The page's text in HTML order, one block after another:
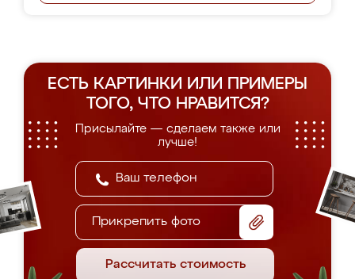
ЕСТЬ КАРТИНКИ ИЛИ ПРИМЕРЫ
ТОГО, ЧТО НРАВИТСЯ?
Присылайте — сделаем также или
лучше!
Прикрепить фото
Рассчитать стоимость